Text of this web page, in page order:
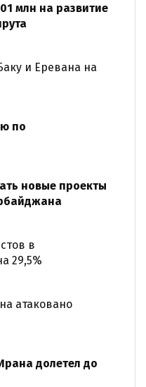
млн на развитие
и Еревана на
по
новые проекты
в
29,5%
атаковано
долетел до